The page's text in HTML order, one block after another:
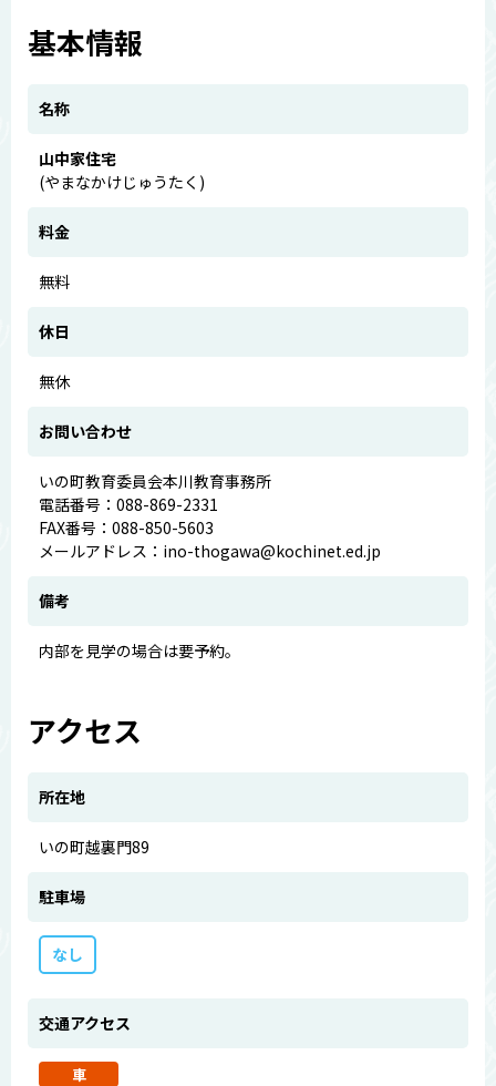
基本情報
名称
山中家住宅
(やまなかけじゅうたく)
料金
無料
休日
無休
お問い合わせ
いの町教育委員会本川教育事務所
電話番号：088-869-2331
FAX番号：088-850-5603
メールアドレス：ino-thogawa@kochinet.ed.jp
備考
内部を見学の場合は要予約。
アクセス
所在地
いの町越裏門89
駐車場
なし
交通アクセス
車